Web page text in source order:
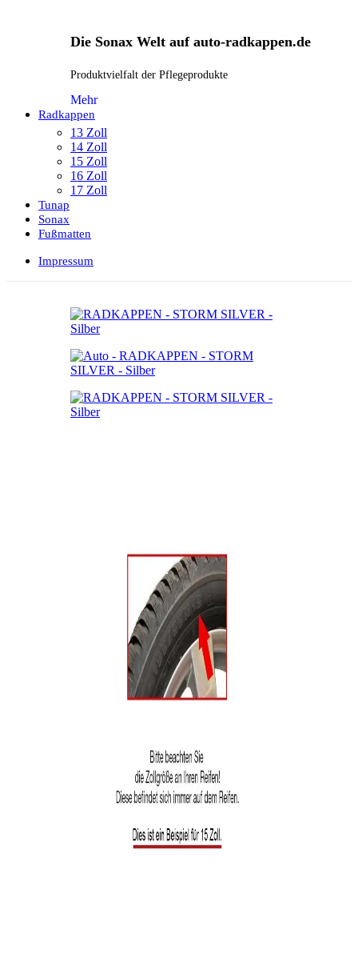
Die Sonax Welt auf auto-radkappen.de
Produktvielfalt der Pflegeprodukte
Mehr
Radkappen
13 Zoll
14 Zoll
15 Zoll
16 Zoll
17 Zoll
Tunap
Sonax
Fußmatten
Impressum